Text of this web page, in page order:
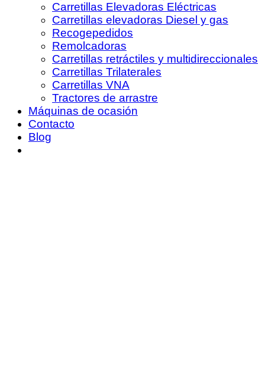
Carretillas Elevadoras Eléctricas
Carretillas elevadoras Diesel y gas
Recogepedidos
Remolcadoras
Carretillas retráctiles y multidireccionales
Carretillas Trilaterales
Carretillas VNA
Tractores de arrastre
Máquinas de ocasión
Contacto
Blog